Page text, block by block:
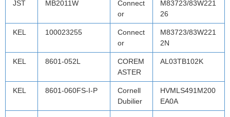
JST MB2011W
Connect
or
M83723/83W221
26
KEL 100023255
Connect
or
M83723/83W221
2N
KEL 8601-052L
COREM
ASTER
AL03TB102K
KEL 8601-060FS-I-P
Cornell
Dubilier
HVMLS491M200
EA0A